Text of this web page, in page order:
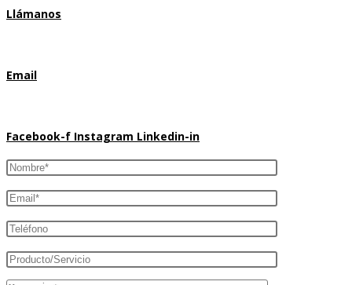
Llámanos
Email
Facebook-f Instagram Linkedin-in